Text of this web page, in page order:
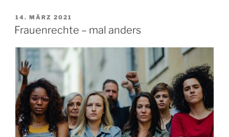
VERÖFFENTLICHT
AM
14. MÄRZ 2021
Frauenrechte – mal anders